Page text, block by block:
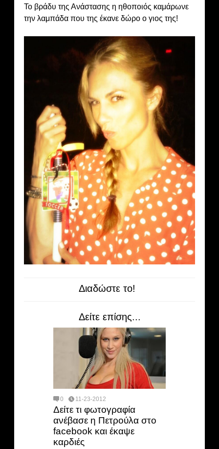
Το βράδυ της Ανάστασης η ηθοποιός καμάρωνε
την λαμπάδα που της έκανε δώρο ο γιος της!
Διαδώστε το!
Δείτε επίσης...
0 11-23-2012
Δείτε τι φωτογραφία
ανέβασε η Πετρούλα στο
facebook και έκαψε
καρδιές